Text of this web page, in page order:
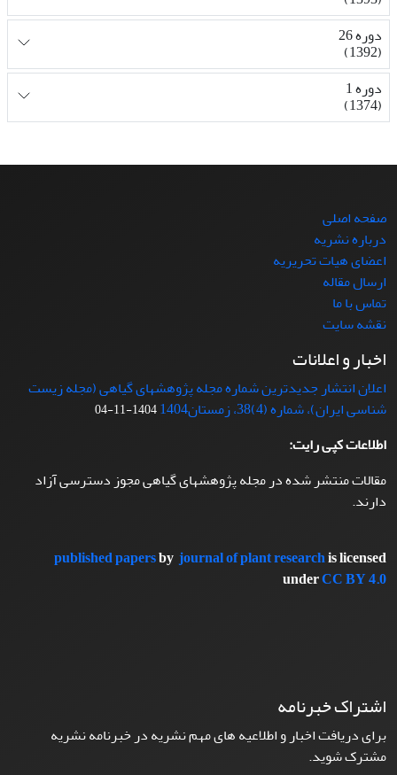
دوره 26
(1392)
دوره 1
(1374)
صفحه اصلی
درباره نشریه
اعضای هیات تحریریه
ارسال مقاله
تماس با ما
نقشه سایت
اخبار و اعلانات
اعلان انتشار جدیدترین شماره مجله پژوهشهای گیاهی (مجله زیست
شناسی ایران)، شماره (4)38، زمستان1404
1404-11-04
اطلاعات کپی رایت:
مقالات منتشر شده در مجله پژوهشهای گیاهی مجوز دسترسی آزاد
دارند.
published papersbyjournal of plant researchis licensed
underCC BY 4.0
اشتراک خبرنامه
برای دریافت اخبار و اطلاعیه های مهم نشریه در خبرنامه نشریه
مشترک شوید.